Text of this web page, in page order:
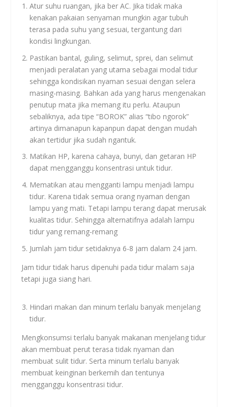
Atur suhu ruangan, jika ber AC. Jika tidak maka
kenakan pakaian senyaman mungkin agar tubuh
terasa pada suhu yang sesuai, tergantung dari
kondisi lingkungan.
Pastikan bantal, guling, selimut, sprei, dan selimut
menjadi peralatan yang utama sebagai modal tidur
sehingga kondisikan nyaman sesuai dengan selera
masing-masing. Bahkan ada yang harus mengenakan
penutup mata jika memang itu perlu. Ataupun
sebaliknya, ada tipe “BOROK” alias “tibo ngorok”
artinya dimanapun kapanpun dapat dengan mudah
akan tertidur jika sudah ngantuk.
Matikan HP, karena cahaya, bunyi, dan getaran HP
dapat mengganggu konsentrasi untuk tidur.
Mematikan atau mengganti lampu menjadi lampu
tidur. Karena tidak semua orang nyaman dengan
lampu yang mati. Tetapi lampu terang dapat merusak
kualitas tidur. Sehingga alternatifnya adalah lampu
tidur yang remang-remang
Jumlah jam tidur setidaknya 6-8 jam dalam 24 jam.
Jam tidur tidak harus dipenuhi pada tidur malam saja
tetapi juga siang hari.
Hindari makan dan minum terlalu banyak menjelang
tidur.
Mengkonsumsi terlalu banyak makanan menjelang tidur
akan membuat perut terasa tidak nyaman dan
membuat sulit tidur. Serta minum terlalu banyak
membuat keinginan berkemih dan tentunya
mengganggu konsentrasi tidur.